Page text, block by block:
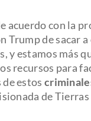
acuerdo con la
Trump de sacar
y estamos más
recursos para
estos
de Tierras